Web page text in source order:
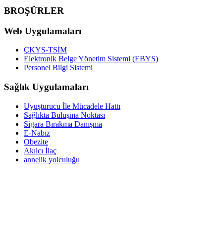
BROŞÜRLER
Web Uygulamaları
ÇKYS-TSİM
Elektronik Belge Yönetim Sistemi (EBYS)
Personel Bilgi Sistemi
Sağlık Uygulamaları
Uyuşturucu İle Mücadele Hattı
Sağlıkta Buluşma Noktası
Sigara Bırakma Danışma
E-Nabız
Obezite
Akılcı İlaç
annelik yolculuğu